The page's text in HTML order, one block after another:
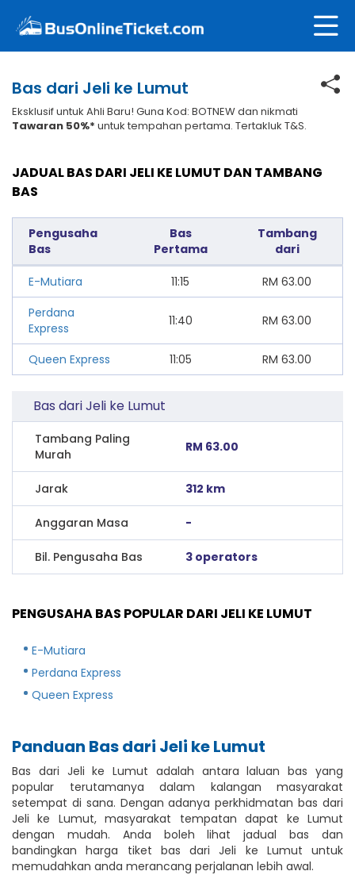
Bas dari Jeli ke Lumut
Eksklusif untuk Ahli Baru! Guna Kod: BOTNEW dan nikmati
Tawaran 50%* untuk tempahan pertama. Tertakluk T&S.
JADUAL BAS DARI JELI KE LUMUT DAN TAMBANG
BAS
Pengusaha
Bas
Bas
Pertama
Tambang
dari
E-Mutiara 11:15 RM 63.00
Perdana
Express
11:40 RM 63.00
Queen Express 11:05 RM 63.00
Bas dari Jeli ke Lumut
Tambang Paling
Murah
RM 63.00
Jarak 312 km
Anggaran Masa -
Bil. Pengusaha Bas 3 operators
PENGUSAHA BAS POPULAR DARI JELI KE LUMUT
E-Mutiara
Perdana Express
Queen Express
Panduan Bas dari Jeli ke Lumut
Bas dari Jeli ke Lumut adalah antara laluan bas yang
popular terutamanya dalam kalangan masyarakat
setempat di sana. Dengan adanya perkhidmatan bas dari
Jeli ke Lumut, masyarakat tempatan dapat ke Lumut
dengan mudah. Anda boleh lihat jadual bas dan
bandingkan harga tiket bas dari Jeli ke Lumut untuk
memudahkan anda merancang perjalanan lebih awal.